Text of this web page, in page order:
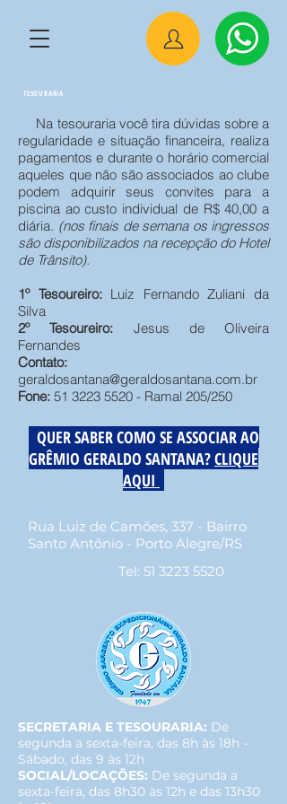
TESOURARIA
Na tesouraria você tira dúvidas sobre a
regularidade e situação financeira, realiza
pagamentos e durante o horário comercial
aqueles que não são associados ao clube
podem adquirir seus convites para a
piscina ao custo individual de R$ 40,00 a
diária. (nos finais de semana os ingressos
são disponibilizados na recepção do Hotel
de Trânsito).
1º Tesoureiro: Luiz Fernando Zuliani da
Silva
2º Tesoureiro: Jesus de Oliveira
Fernandes
Contato:
geraldosantana@geraldosantana.com.br
Fone: 51 3223 5520 - Ramal 205/250
QUER SABER COMO SE ASSOCIAR AO
GRÊMIO GERALDO SANTANA?CLIQUE
AQUI
Rua Luiz de Camões, 337 - Bairro
Santo Antônio - Porto Alegre/RS
Tel: 51 3223 5520
SECRETARIA E TESOURARIA: De
segunda a sexta-feira, das 8h às 18h -
Sábado, das 9 às 12h
SOCIAL/LOCAÇÕES: De segunda a
sexta-feira, das 8h30 às 12h e das 13h30